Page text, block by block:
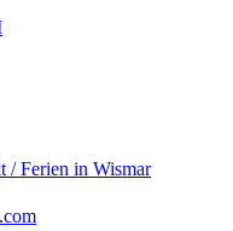
/ Ferien in Wismar